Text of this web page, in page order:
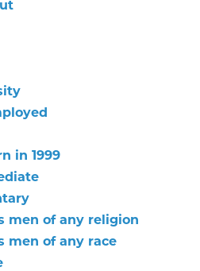
in 1999
men of any religion
men of any race